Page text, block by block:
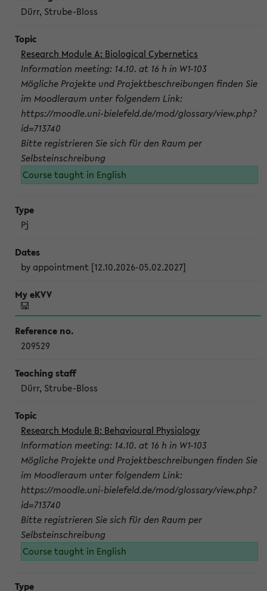
Dürr, Strube-Bloss
Research Module A: Biological Cybernetics
Information meeting: 14.10. at 16 h in W1-103
Mögliche Projekte und Projektbeschreibungen finden Sie
im Moodleraum unter folgendem Link:
https://moodle.uni-bielefeld.de/mod/glossary/view.php?
id=713740
Bitte registrieren Sie sich für den Raum per
Selbsteinschreibung
Course taught in English
Pj
by appointment [12.10.2026-05.02.2027]
209529
Dürr, Strube-Bloss
Research Module B: Behavioural Physiology
Information meeting: 14.10. at 16 h in W1-103
Mögliche Projekte und Projektbeschreibungen finden Sie
im Moodleraum unter folgendem Link:
https://moodle.uni-bielefeld.de/mod/glossary/view.php?
id=713740
Bitte registrieren Sie sich für den Raum per
Selbsteinschreibung
Course taught in English